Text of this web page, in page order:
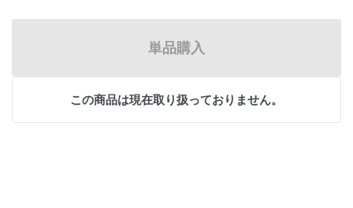
単品購入
この商品は現在取り扱っておりません。